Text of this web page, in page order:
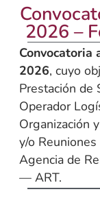
2026 –
Convocatoria
2026, cuyo
Prestación de
Operador
Organización
y/o
Agencia de
— ART.